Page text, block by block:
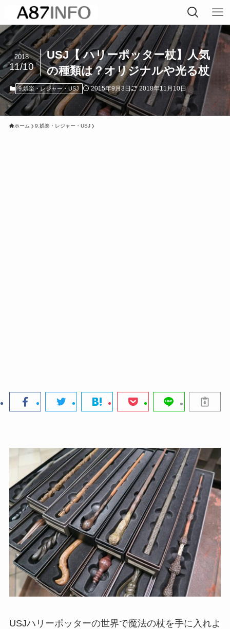
USJ【 ハリーポッター杖】人気
の種類は？オリジナルや光る杖
2018
11/10
9.娯楽・レジャー・USJ 2015年9月3日 2018年11月10日
ホーム 9.娯楽・レジャー・USJ
USJハリーポッターの世界で魔法の杖を手に入れよ